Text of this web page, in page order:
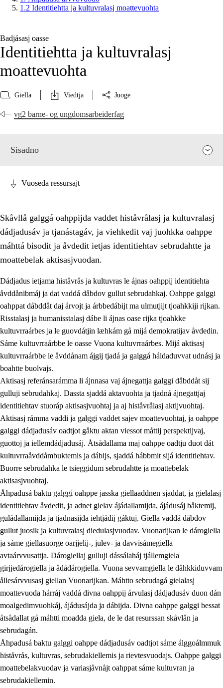
1.2 Identitiehtta ja kultuvralasj moattevuohta
Badjásasj oasse
Identitiehtta ja kultuvralasj
moattevuohta
Giella Viedtja Juoge
vg2 barne- og ungdomsarbeiderfag
Sisadno
Åhpadusá árvvovuodo
1.1 Almasjárvvo
1.2 Identitiehtta ja kultuvralasj moattevuohta
1.3 Lájttális ájádallam ja estetihkalasj diedulasjvuohta
1.5 Vieledus luonnduj ja birásdiedulasjvuohta
1.6 Demokratijja ja oassálasstem
Vuoseda ressursajt
Skåvllå galggá oahppijda vaddet histåvrålasj ja kultuvralasj
dádjadusáv ja tjanástagáv, ja viehkedit vaj juohkka oahppe
máhttá bisodit ja åvdedit ietjas identitiehtav sebrudahtte ja
moattebelak aktisasjvuodan.
Dádjadus ietjama histåvrås ja kultuvras le ájnas oahppij identitiehta
åvddånibmáj ja dat vaddá dåbdov gullut sebrudahkaj. Oahppe galggi
oahppat dåbddåt daj árvojt ja árbbedábijt ma ulmutjijt tjoahkkiji rijkan.
Risstalasj ja humanisstalasj dábe li ájnas oase rijka tjoahkke
kultuvrraárbes ja le guovdátjin læhkám gå mijá demokratijav åvdedin.
Sáme kultuvrraárbbe le oasse Vuona kultuvrraárbes. Mijá aktisasj
kultuvrraárbbe le åvddånam ájgij tjadá ja galggá háldaduvvat udnásj ja
boahtte buolvajs.
Aktisasj referánsarámma li ájnnasa vaj ájnegattja galggi dåbddåt sij
gulluji sebrudahkaj. Dassta sjaddá aktavuohta ja tjadná ájnegattjaj
identitiehtav stuoráp aktisasjvuohtaj ja aj histåvrålasj aktijvuohtaj.
Aktisasj rámma vaddi ja galggi vaddet sajev moattevuohtaj, ja oahppe
galggi dádjadusáv oadtjot gåktu aktan viessot måttij perspektijvaj,
guottoj ja iellemdádjadusáj. Åtsådallama maj oahppe oadtju duot dát
kultuvrraåvddåmbuktemis ja dábijs, sjaddá hábbmit sijá identitiehtav.
Buorre sebrudahka le tsieggidum sebrudahtte ja moattebelak
aktisasjvuohtaj.
Åhpadusá baktu galggi oahppe jasska giellaaddnen sjaddat, ja gielalasj
identitiehtav åvdedit, ja adnet gielav ájádallamijda, ájádusáj båktemij,
guládallamijda ja tjadnasijda iehtjádij gáktuj. Giella vaddá dåbdov
gullut juosik ja kultuvralasj diedulasjvuodav. Vuonarijkan le dárogiella
ja sáme giellasuorge oarjjelij-, julev- ja davvisámegiella
avtaárvvusattja. Dárogiellaj gulluji dássálaháj tjállemgiela
girjjedárogiella ja ådådárogiella. Vuona sevvamgiella le dåhkkiduvvam
ållesárvvusasj giellan Vuonarijkan. Máhtto sebrudagá gielalasj
moattevuoda hárráj vaddá divna oahppij árvulasj dádjadusáv duon dán
moalgedimvuohkáj, ájádusájda ja dábijda. Divna oahppe galggi bessat
åtsådallat gå máhtti moadda giela, de le dat resurssan skåvlån ja
sebrudagán.
Åhpadusá baktu galggi oahppe dádjadusáv oadtjot sáme álggoálmmuk
histåvrås, kultuvras, sebrudakiellemis ja rievtesvuodajs. Oahppe galggi
moattebelakvuodav ja variasjåvnåjt oahppat sáme kultuvran ja
sebrudakiellemin.